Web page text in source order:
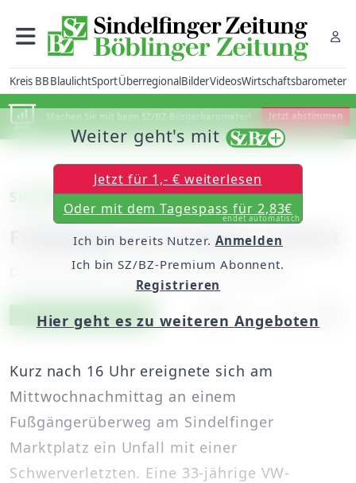
Kreis BBBlaulichtSportÜberregionalBilderVideosWirtschaftsbarometer
Machen Sie mit beim SZ/BZ-Bürgerbarometer! Jetzt abstimmen
Sindelfingen
Fußgängerin ist schwer verletzt
Donnerstag, 06. Dezember 2018, 06:00 Uhr
Artikel vorlesen
Exklusiv für Abonnenten
Kurz nach 16 Uhr ereignete sich am
Mittwochnachmittag an einem
Fußgängerüberweg am Sindelfinger
Marktplatz ein Unfall mit einer
Schwerverletzten. Eine 33-jährige VW-
Weiter geht's mit
Jetzt für 1,- € weiterlesen
Oder mit dem Tagespass für 2,83€
endet automatisch
Ich bin bereits Nutzer. Anmelden
Ich bin SZ/BZ-Premium Abonnent.
Registrieren
Hier geht es zu weiteren Angeboten